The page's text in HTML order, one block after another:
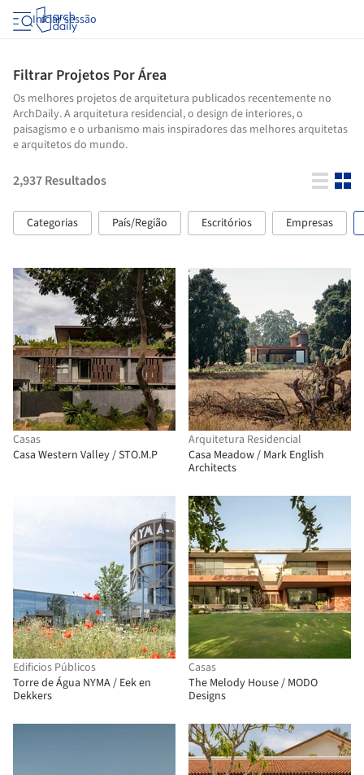
Iniciar sessão
Filtrar Projetos Por Área
Os melhores projetos de arquitetura publicados recentemente no
ArchDaily. A arquitetura residencial, o design de interiores, o
paisagismo e o urbanismo mais inspiradores das melhores arquitetas
e arquitetos do mundo.
2,937Resultados
Categorias País/Região Escritórios Empresas
Casas
Casa Western Valley / STO.M.P
Arquitetura Residencial
Casa Meadow / Mark English
Architects
Edificios Públicos
Torre de Água NYMA / Eek en
Dekkers
Casas
The Melody House / MODO
Designs